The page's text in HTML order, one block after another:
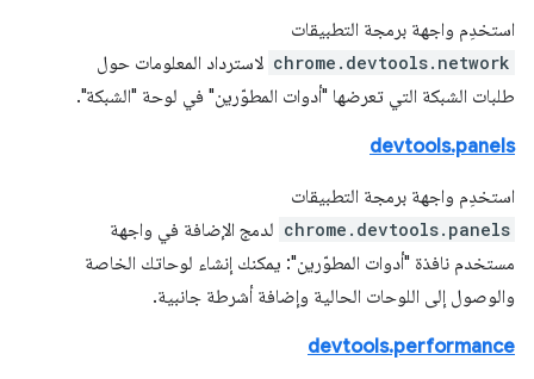
استخدِم واجهة برمجة التطبيقات
chrome.devtools.network لاسترداد المعلومات حول
طلبات الشبكة التي تعرضها "أدوات المطوّرين" في لوحة "الشبكة".
devtools.panels
استخدِم واجهة برمجة التطبيقات
chrome.devtools.panels لدمج الإضافة في واجهة
مستخدم نافذة "أدوات المطوّرين": يمكنك إنشاء لوحاتك الخاصة
والوصول إلى اللوحات الحالية وإضافة أشرطة جانبية.
devtools.performance